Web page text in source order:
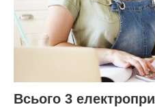
Всього 3